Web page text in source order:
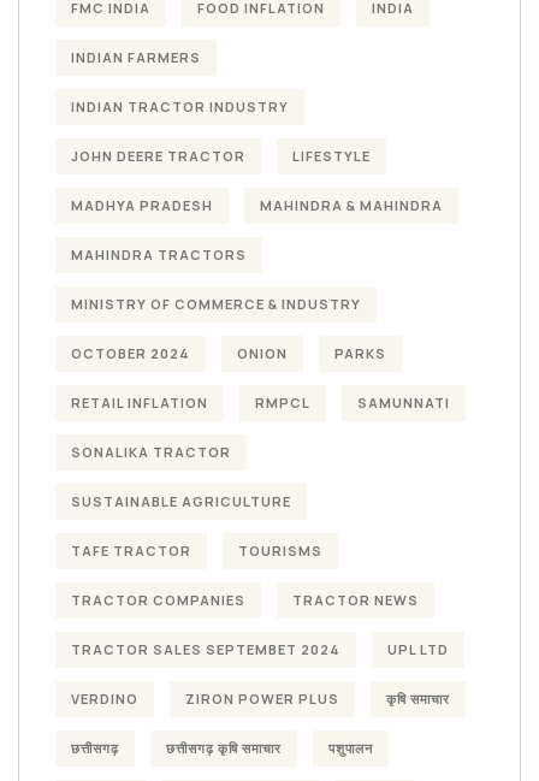
FMC INDIA FOOD INFLATION INDIA
INDIAN FARMERS
INDIAN TRACTOR INDUSTRY
JOHN DEERE TRACTOR LIFESTYLE
MADHYA PRADESH MAHINDRA & MAHINDRA
MAHINDRA TRACTORS
MINISTRY OF COMMERCE & INDUSTRY
OCTOBER 2024 ONION PARKS
RETAIL INFLATION RMPCL SAMUNNATI
SONALIKA TRACTOR
SUSTAINABLE AGRICULTURE
TAFE TRACTOR TOURISMS
TRACTOR COMPANIES TRACTOR NEWS
TRACTOR SALES SEPTEMBET 2024 UPL LTD
VERDINO ZIRON POWER PLUS कृषि समाचार
छत्तीसगढ़ छत्तीसगढ़ कृषि समाचार पशुपालन